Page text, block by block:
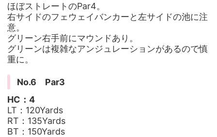
ほぼストレートのPar4。
右サイドのフェウェイバンカーと左サイドの池に注
意。
グリーン右手前にマウンドあり。
グリーンは複雑なアンジュレーションがあるので慎
重に。
No.6 Par3
HC：4
LT：120Yards
RT：135Yards
BT：150Yards